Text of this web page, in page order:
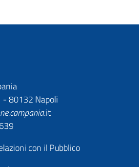
- 80132 Napoli
.it
con il Pubblico